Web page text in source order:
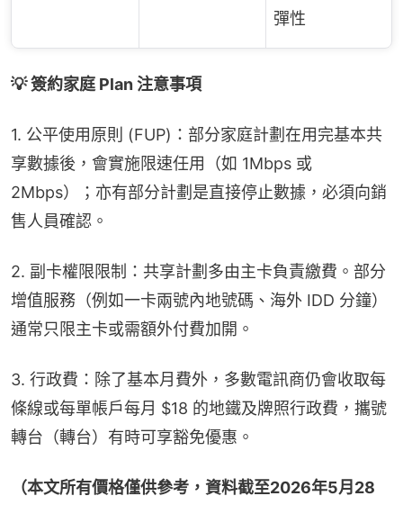
彈性
💡 簽約家庭 Plan 注意事項
1. 公平使用原則 (FUP)：部分家庭計劃在用完基本共
享數據後，會實施限速任用（如 1Mbps 或
2Mbps）；亦有部分計劃是直接停止數據，必須向銷
售人員確認。
2. 副卡權限限制：共享計劃多由主卡負責繳費。部分
增值服務（例如一卡兩號內地號碼、海外 IDD 分鐘）
通常只限主卡或需額外付費加開。
3. 行政費：除了基本月費外，多數電訊商仍會收取每
條線或每單帳戶每月 $18 的地鐵及牌照行政費，攜號
轉台（轉台）有時可享豁免優惠。
（本文所有價格僅供參考，資料截至2026年5月28